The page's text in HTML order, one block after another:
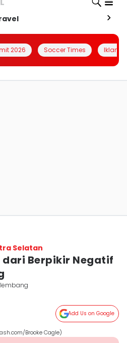
2026 Soccer Times Iklanin
Selatan
dari Berpikir Negatif
Add Us on Google
Brooke Cagle)